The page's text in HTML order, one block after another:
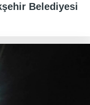
Belediyesi